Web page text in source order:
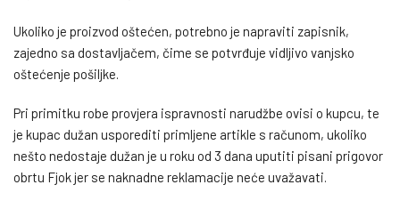
Ukoliko je proizvod oštećen, potrebno je napraviti zapisnik,
zajedno sa dostavljačem, čime se potvrđuje vidljivo vanjsko
oštećenje pošiljke.
Pri primitku robe provjera ispravnosti narudžbe ovisi o kupcu, te
je kupac dužan usporediti primljene artikle s računom, ukoliko
nešto nedostaje dužan je u roku od 3 dana uputiti pisani prigovor
obrtu Fjok jer se naknadne reklamacije neće uvažavati.